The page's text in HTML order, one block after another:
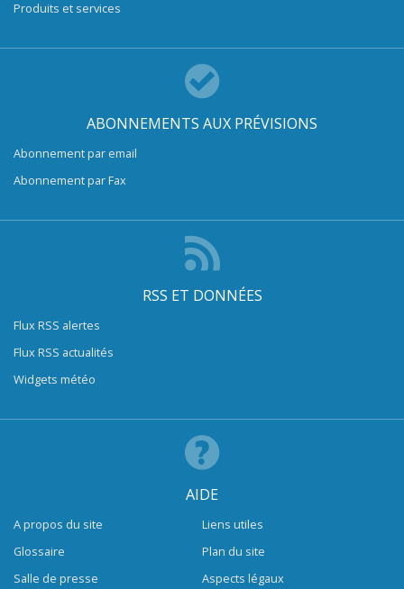
Produits et services
ABONNEMENTS AUX PRÉVISIONS
Abonnement par email
Abonnement par Fax
RSS ET DONNÉES
Flux RSS alertes
Flux RSS actualités
Widgets météo
AIDE
A propos du site
Glossaire
Salle de presse
Liens utiles
Plan du site
Aspects légaux